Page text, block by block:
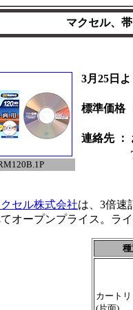
マクセル、
3月25日
標準価格
連絡先 ：
セル株式会社は、3倍速
オープンプライス。ラ
種
カート